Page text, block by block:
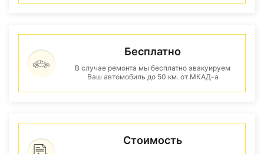
Бесплатно
В случае ремонта мы бесплатно эвакуируем
Ваш автомобиль до 50 км. от МКАД-а
Стоимость